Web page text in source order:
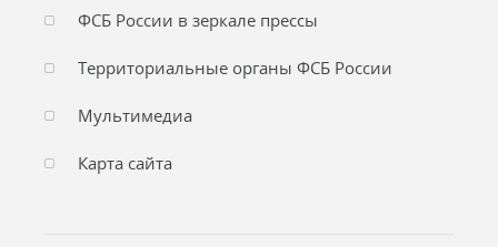
ФСБ России в зеркале прессы
Территориальные органы ФСБ России
Мультимедиа
Карта сайта